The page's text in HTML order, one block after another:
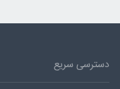
دسترسی سریع